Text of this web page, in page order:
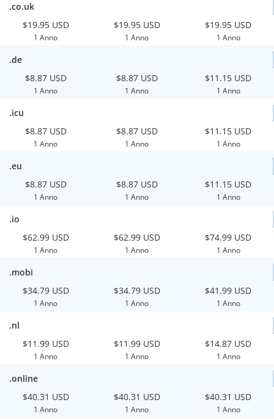
.co.uk
$19.95 USD
1 Anno
$19.95 USD
1 Anno
$19.95 USD
1 Anno
.de
$8.87 USD
1 Anno
$8.87 USD
1 Anno
$11.15 USD
1 Anno
.icu
$8.87 USD
1 Anno
$8.87 USD
1 Anno
$11.15 USD
1 Anno
.eu
$8.87 USD
1 Anno
$8.87 USD
1 Anno
$11.15 USD
1 Anno
.io
$62.99 USD
1 Anno
$62.99 USD
1 Anno
$74.99 USD
1 Anno
.mobi
$34.79 USD
1 Anno
$34.79 USD
1 Anno
$41.99 USD
1 Anno
.nl
$11.99 USD
1 Anno
$11.99 USD
1 Anno
$14.87 USD
1 Anno
.online
$40.31 USD
1 Anno
$40.31 USD
1 Anno
$40.31 USD
1 Anno